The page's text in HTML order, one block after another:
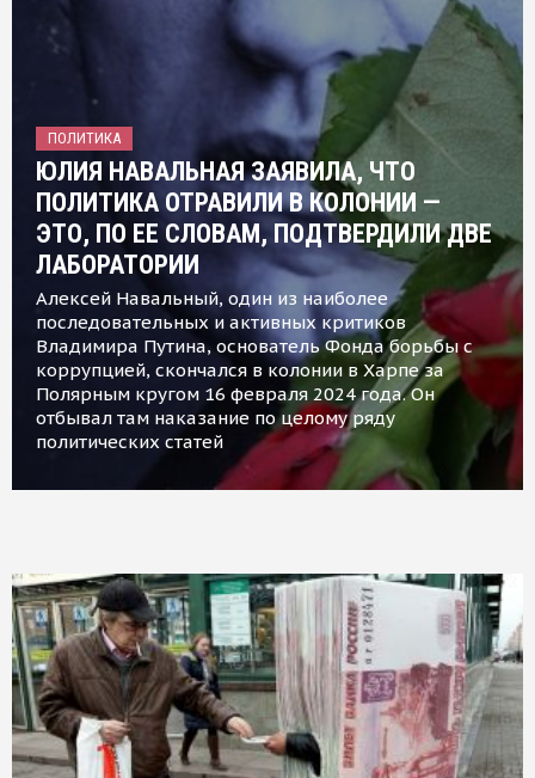
ПОЛИТИКА
ЮЛИЯ НАВАЛЬНАЯ ЗАЯВИЛА, ЧТО
ПОЛИТИКА ОТРАВИЛИ В КОЛОНИИ —
ЭТО, ПО ЕЕ СЛОВАМ, ПОДТВЕРДИЛИ ДВЕ
ЛАБОРАТОРИИ
Алексей Навальный, один из наиболее
последовательных и активных критиков
Владимира Путина, основатель Фонда борьбы с
коррупцией, скончался в колонии в Харпе за
Полярным кругом 16 февраля 2024 года. Он
отбывал там наказание по целому ряду
политических статей